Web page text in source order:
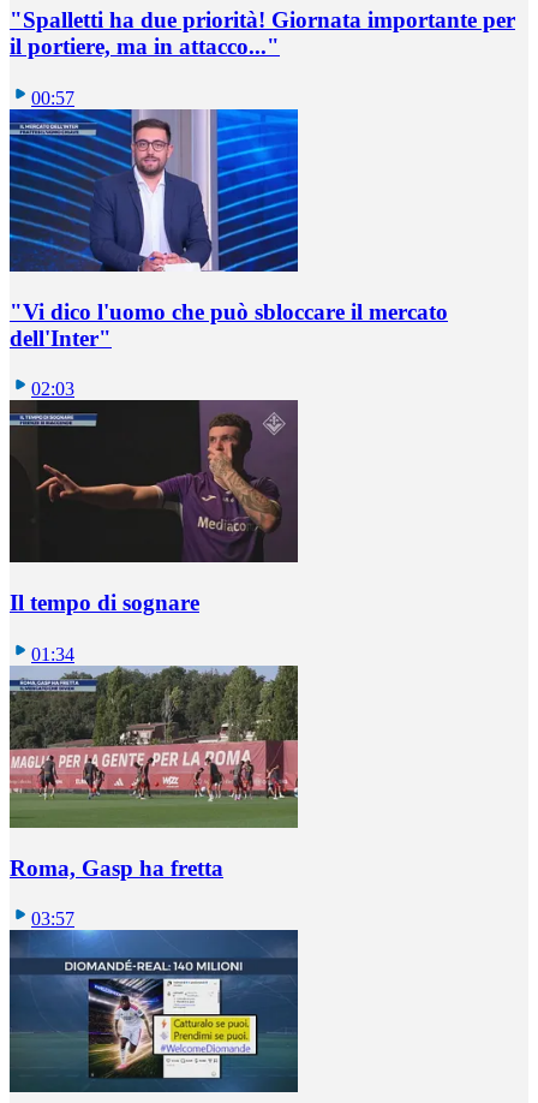
"Spalletti ha due priorità! Giornata importante per
il portiere, ma in attacco..."
00:57
"Vi dico l'uomo che può sbloccare il mercato
dell'Inter"
02:03
Il tempo di sognare
01:34
Roma, Gasp ha fretta
03:57